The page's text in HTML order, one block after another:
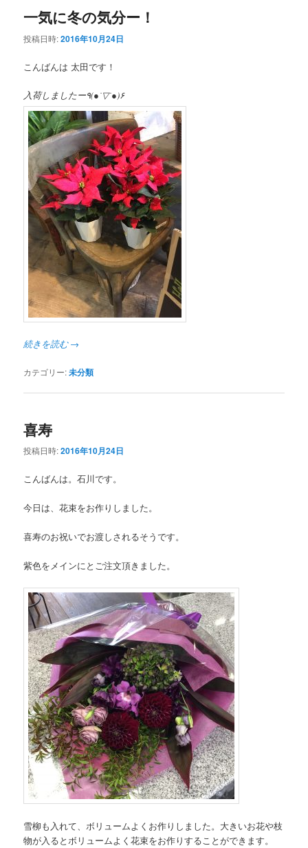
一気に冬の気分ー！
投稿日時:2016年10月24日
こんばんは 太田です！
入荷しましたー٩(●˙▽˙●)۶
続きを読む→
カテゴリー:未分類
喜寿
投稿日時:2016年10月24日
こんばんは。石川です。
今日は、花束をお作りしました。
喜寿のお祝いでお渡しされるそうです。
紫色をメインにとご注文頂きました。
雪柳も入れて、ボリュームよくお作りしました。大きいお花や枝
物が入るとボリュームよく花束をお作りすることができます。